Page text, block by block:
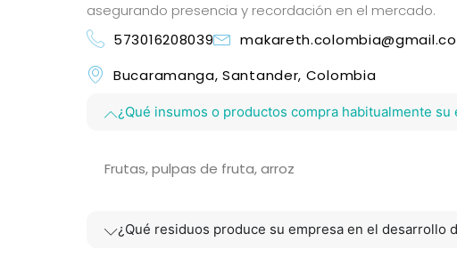
asegurando presencia y recordación en el mercado.
573016208039
Bucaramanga, Santander, Colombia
¿Qué insumos o productos compra habitualmente su
Frutas, pulpas de fruta, arroz
¿Qué residuos produce su empresa en el desarrollo